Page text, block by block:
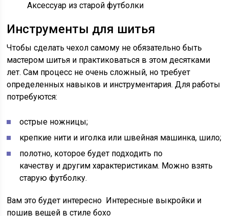
Аксессуар из старой футболки
Инструменты для шитья
Чтобы сделать чехол самому не обязательно быть
мастером шитья и практиковаться в этом десятками
лет. Сам процесс не очень сложный, но требует
определенных навыков и инструментария. Для работы
потребуются:
острые ножницы;
крепкие нити и иголка или швейная машинка, шило;
полотно, которое будет подходить по
качеству и другим характеристикам. Можно взять
старую футболку.
Вам это будет интересно Интересные выкройки и
пошив вещей в стиле бохо